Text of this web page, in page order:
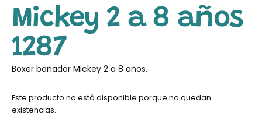
Mickey 2 a 8 años
1287
Boxer bañador Mickey 2 a 8 años.
Este producto no está disponible porque no quedan
existencias.